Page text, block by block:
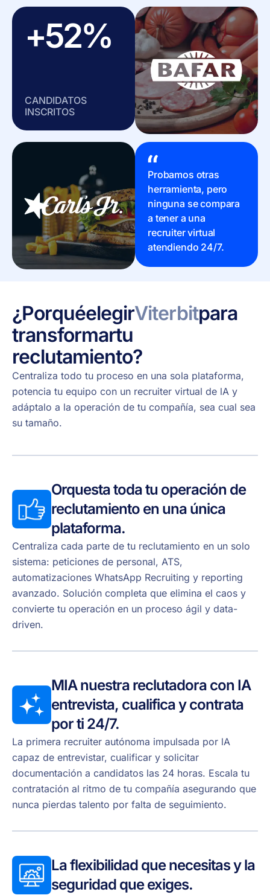
+52%
CANDIDATOS
INSCRITOS
Probamos otras
herramienta, pero
ninguna se compara
a tener a una
recruiter virtual
atendiendo 24/7.
¿PorquéelegirViterbitpara
transformartu
reclutamiento?
Centraliza todo tu proceso en una sola plataforma,
potencia tu equipo con un recruiter virtual de lA y
adáptalo a la operación de tu compañía, sea cual sea
su tamaño.
Orquesta toda tu operación de
reclutamiento en una única
plataforma.
Centraliza cada parte de tu reclutamiento en un solo
sistema: peticiones de personal, ATS,
automatizaciones WhatsApp Recruiting y reporting
avanzado. Solución completa que elimina el caos y
convierte tu operación en un proceso ágil y data-
driven.
MIA nuestra reclutadora con IA
entrevista, cualifica y contrata
por ti 24/7.
La primera recruiter autónoma impulsada por lA
capaz de entrevistar, cualificar y solicitar
documentación a candidatos las 24 horas. Escala tu
contratación al ritmo de tu compañía asegurando que
nunca pierdas talento por falta de seguimiento.
La flexibilidad que necesitas y la
seguridad que exiges.